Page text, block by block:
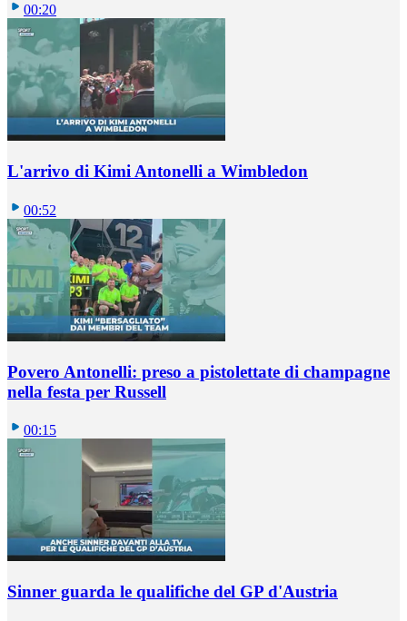
00:20
L'arrivo di Kimi Antonelli a Wimbledon
00:52
Povero Antonelli: preso a pistolettate di champagne
nella festa per Russell
00:15
Sinner guarda le qualifiche del GP d'Austria